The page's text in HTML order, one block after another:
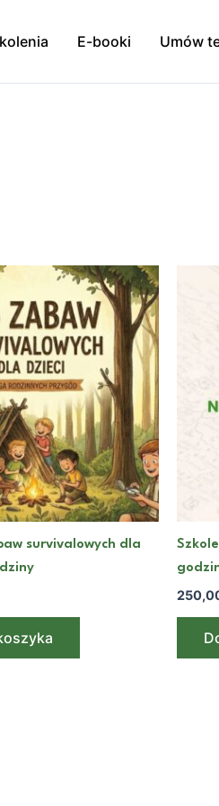
E-booki Umów
survivalowych dla